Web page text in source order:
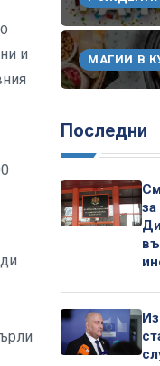
и
МАГИИ В
Последни